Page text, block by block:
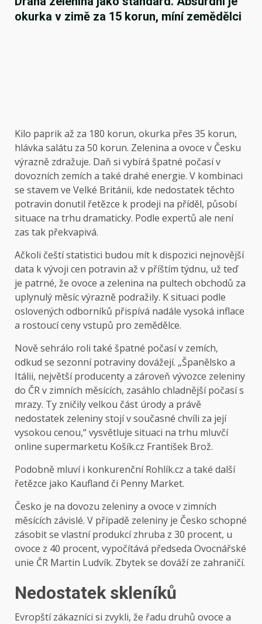
okurka v zimě za 15 korun, míní zemědělci
Kilo paprik až za 180 korun, okurka přes 35 korun,
hlávka salátu za 50 korun. Zelenina a ovoce v Česku
výrazně zdražuje. Daň si vybírá špatné počasí v
dovozních zemích a také drahé energie. V kombinaci
se stavem ve Velké Británii, kde nedostatek těchto
potravin donutil řetězce k prodeji na příděl, působí
situace na trhu dramaticky. Podle expertů ale není
zas tak překvapivá.
Ačkoli čeští statistici budou mít k dispozici nejnovější
data k vývoji cen potravin až v příštím týdnu, už teď
je patrné, že ovoce a zelenina na pultech obchodů za
uplynulý měsíc výrazně podražily. K situaci podle
oslovených odborníků přispívá nadále vysoká inflace
a rostoucí ceny vstupů pro zemědělce.
Nově sehrálo roli také špatné počasí v zemích,
odkud se sezonní potraviny dovážejí. „Španělsko a
Itálii, největší producenty a zároveň vývozce zeleniny
do ČR v zimních měsících, zasáhlo chladnější počasí s
mrazy. Ty zničily velkou část úrody a právě
nedostatek zeleniny stojí v současné chvíli za její
vysokou cenou,“ vysvětluje situaci na trhu mluvčí
online supermarketu Košík.cz František Brož.
Podobně mluví i konkurenční Rohlík.cz a také další
řetězce jako Kaufland či Penny Market.
Česko je na dovozu zeleniny a ovoce v zimních
měsících závislé. V případě zeleniny je Česko schopné
zásobit se vlastní produkcí zhruba z 30 procent, u
ovoce z 40 procent, vypočítává předseda Ovocnářské
unie ČR Martin Ludvík. Zbytek se dováží ze zahraničí.
Nedostatek skleníků
Evropští zákazníci si zvykli, že řadu druhů ovoce a